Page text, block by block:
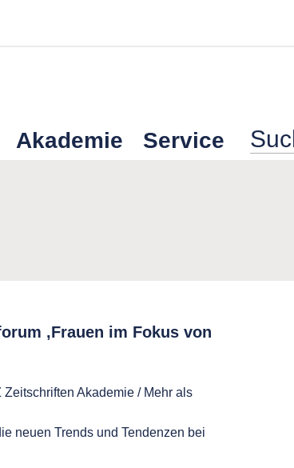
Akademie Service
‚Frauen im Fokus von
Akademie / Mehr als
neuen Trends und Tendenzen bei